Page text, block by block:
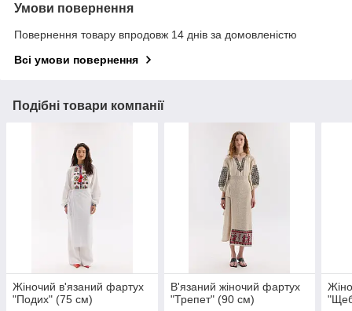
Умови повернення
Повернення товару впродовж 14 днів за домовленістю
Всі умови повернення
Подібні товари компанії
Жіночий в'язаний фартух
"Подих" (75 см)
В'язаний жіночий фартух
"Трепет" (90 см)